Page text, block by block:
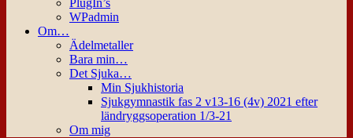
PlugIn’s
WPadmin
Om…
Ädelmetaller
Bara min…
Det Sjuka…
Min Sjukhistoria
Sjukgymnastik fas 2 v13-16 (4v) 2021 efter
ländryggsoperation 1/3-21
Om mig